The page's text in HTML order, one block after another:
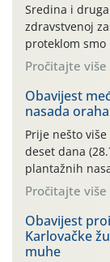
Sredina i
zdravstvenoj
proteklom
preventivnim
uzročnika
06.7.)! Na
povijesno i
najviše
Pročitajte više
Obavijest
nasada
Prije nešto
deset dana
plantažnih
leta i
orahove muhe
traje drugi
izražen zadnja
temperature
Pročitajte više
Obavijest
Karlovačke
muhe